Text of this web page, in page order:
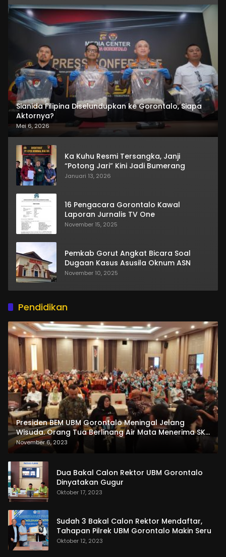
Sianida Filipina Diselundupkan ke Gorontalo, Siapa
Aktornya?
Mei 6, 2026
Ka Kuhu Resmi Tersangka, Janji
“Potong Jari” Kini Jadi Bumerang
Januari 13, 2026
16 Pengacara Gorontalo Kawal
Laporan Jurnalis TV One
November 15, 2025
Pemkab Gorut Angkat Bicara Soal
Dugaan Kasus Asusila Oknum ASN
November 10, 2025
Pendidikan
Presiden BEM UBM Gorontalo Meningal Jelang
Wisuda. Orang Tua Berlinang Air Mata Menerima SKL
dan Pemasangan Salempang
November 6, 2023
Dua Bakal Calon Rektor UBM Gorontalo
Dinyatakan Gugur
Oktober 17, 2023
Sudah 3 Bakal Calon Rektor Mendaftar,
Tahapan Pilrek UBM Gorontalo Makin Seru
Oktober 12, 2023